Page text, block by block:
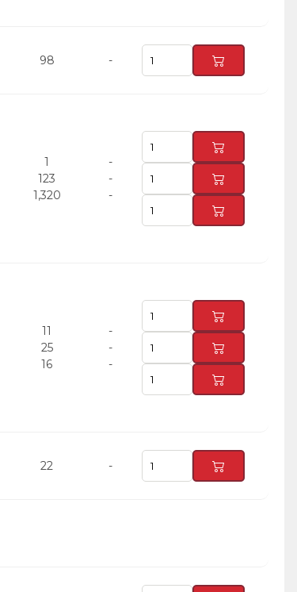
98 -
1
123
1,320
-
-
-
11
25
16
-
-
-
22 -